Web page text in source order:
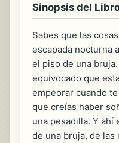
Sinopsis del
Sabes que las
escapada nocturna
el piso de una
equivocado que
empeorar cuando
que creías haber
una pesadilla. Y ahí
de una bruja, de las